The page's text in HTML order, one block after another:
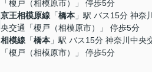
「榎戸（相模原市）」 停歩5分
京王相模原線 「橋本 」駅 バス15分 神奈
央交通「榎戸（相模原市）」 停歩5分
相模線 「橋本 」駅 バス15分 神奈川中央
「榎戸（相模原市）」 停歩5分